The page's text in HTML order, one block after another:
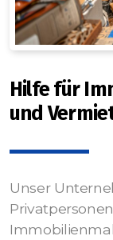
Hilfe für
und
Unser